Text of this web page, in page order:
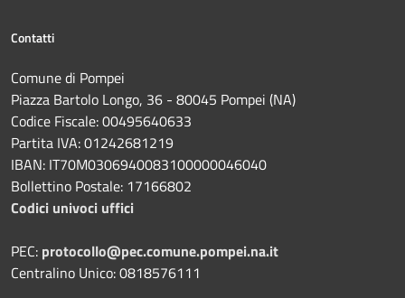
Contatti
Comune di Pompei
Piazza Bartolo Longo, 36 - 80045 Pompei (NA)
Codice Fiscale: 00495640633
Partita IVA: 01242681219
IBAN: IT70M0306940083100000046040
Bollettino Postale: 17166802
Codici univoci uffici
PEC: protocollo@pec.comune.pompei.na.it
Centralino Unico: 0818576111